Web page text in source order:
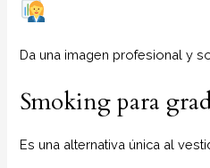
Da una imagen profesional y
Smoking para
Es una alternativa única al